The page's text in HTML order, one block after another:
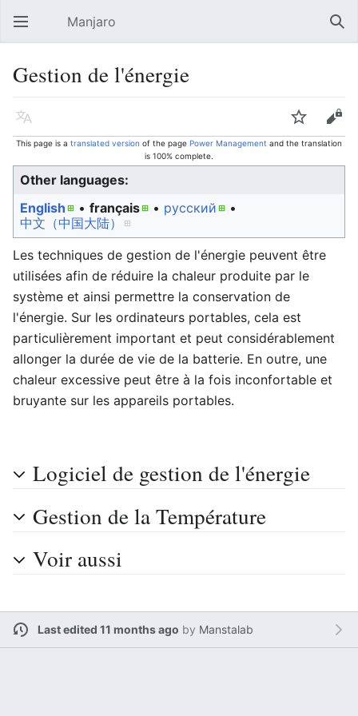
Open main menu Manjaro
Gestion de l'énergie
Language Watch Edit
This page is a translated version of the page Power Management and the translation
is 100% complete.
Other languages:
English
• ‎ français • ‎ русский
• ‎
中文（中国大陆）‎
Les techniques de gestion de l'énergie peuvent être
utilisées afin de réduire la chaleur produite par le
système et ainsi permettre la conservation de
l'énergie. Sur les ordinateurs portables, cela est
particulièrement important et peut considérablement
allonger la durée de vie de la batterie. En outre, une
chaleur excessive peut être à la fois inconfortable et
bruyante sur les appareils portables.
Logiciel de gestion de l'énergie
Gestion de la Température
Voir aussi
Last edited 11 months ago by Manstalab